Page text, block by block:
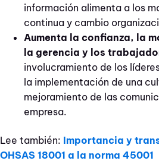
información alimenta a los
continua y cambio
Aumenta la confianza, la
la gerencia y los
involucramiento de los
la implementación de una
mejoramiento de las
empresa.
Lee también: Importancia y
OHSAS 18001 a la norma 45001